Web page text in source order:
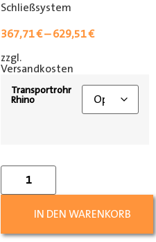
Schließsystem
367,71€–629,51€
zzgl.
Versandkosten
Transportrohr
Rhino
IN DEN WARENKORB